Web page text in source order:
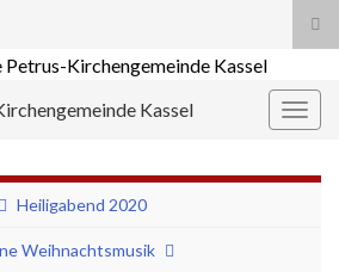
Kassel
Heiligabend 2020
Weihnachtsmusik